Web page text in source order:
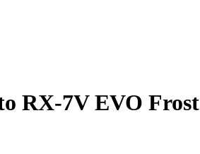
RX-7V EVO Frost